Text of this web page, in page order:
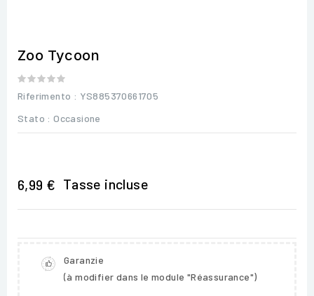
Zoo Tycoon
Riferimento : YS885370661705
Stato : Occasione
6,99 € Tasse incluse
Garanzie
(à modifier dans le module "Réassurance")